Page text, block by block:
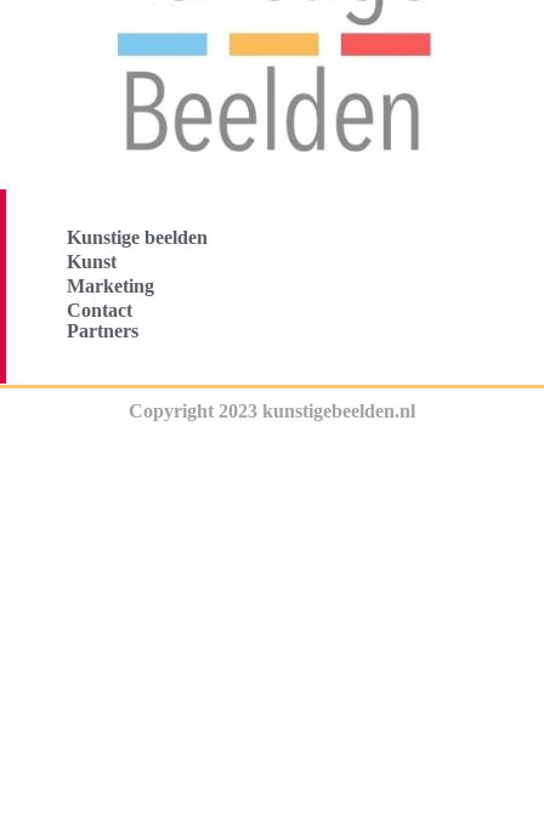
Kunstige beelden
Kunst
Marketing
Contact
Partners
Copyright 2023 kunstigebeelden.nl